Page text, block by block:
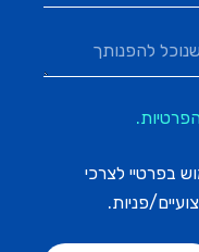
בפרטיי לצרכי
פניות.